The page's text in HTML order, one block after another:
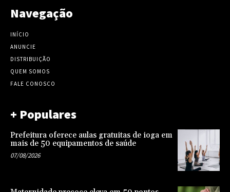
Navegação
INÍCIO
ANUNCIE
DISTRIBUIÇÃO
QUEM SOMOS
FALE CONOSCO
+ Populares
Prefeitura oferece aulas gratuitas de ioga em
mais de 50 equipamentos de saúde
07/08/2026